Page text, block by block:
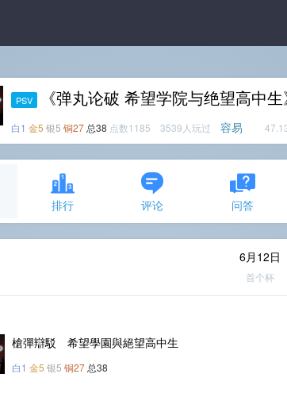
PSV 《弹丸论破 希望学院与绝望高中
白1 金5 银5 铜27 总38 点数1185 3539人玩过 容易
排行 评论 问答
6月12日
首个杯
槍彈辯駁 希望學園與絕望高中生
白1 金5 银5 铜27 总38